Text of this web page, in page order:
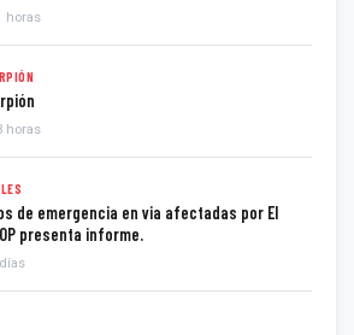
horas
horas
de emergencia en via afectadas por El
presenta informe.